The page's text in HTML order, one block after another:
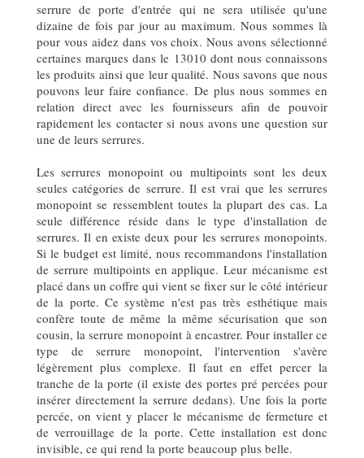
serrure de porte d'entrée qui ne sera utilisée qu'une
dizaine de fois par jour au maximum. Nous sommes là
pour vous aidez dans vos choix. Nous avons sélectionné
certaines marques dans le 13010 dont nous connaissons
les produits ainsi que leur qualité. Nous savons que nous
pouvons leur faire confiance. De plus nous sommes en
relation direct avec les fournisseurs afin de pouvoir
rapidement les contacter si nous avons une question sur
une de leurs serrures.
Les serrures monopoint ou multipoints sont les deux
seules catégories de serrure. Il est vrai que les serrures
monopoint se ressemblent toutes la plupart des cas. La
seule différence réside dans le type d'installation de
serrures. Il en existe deux pour les serrures monopoints.
Si le budget est limité, nous recommandons l'installation
de serrure multipoints en applique. Leur mécanisme est
placé dans un coffre qui vient se fixer sur le côté intérieur
de la porte. Ce système n'est pas très esthétique mais
confère toute de même la même sécurisation que son
cousin, la serrure monopoint à encastrer. Pour installer ce
type de serrure monopoint, l'intervention s'avère
légèrement plus complexe. Il faut en effet percer la
tranche de la porte (il existe des portes pré percées pour
insérer directement la serrure dedans). Une fois la porte
percée, on vient y placer le mécanisme de fermeture et
de verrouillage de la porte. Cette installation est donc
invisible, ce qui rend la porte beaucoup plus belle.